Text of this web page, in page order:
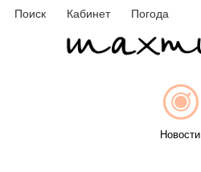
Поиск Кабинет Погода
Новости